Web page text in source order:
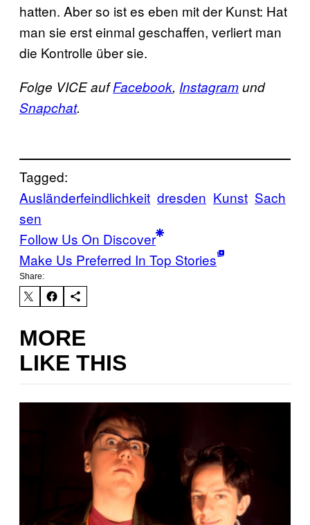
hatten. Aber so ist es eben mit der Kunst: Hat
man sie erst einmal geschaffen, verliert man
die Kontrolle über sie.
Folge VICE aufFacebook, Instagramund
Snapchat.
Tagged:
Ausländerfeindlichkeit dresden Kunst Sach
sen
Follow Us On Discover
Make Us Preferred In Top Stories
Share:
MORE
LIKE THIS